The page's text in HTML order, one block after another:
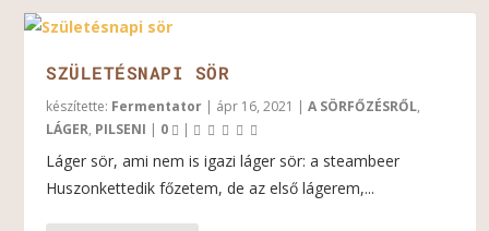
SZÜLETÉSNAPI SÖR
készítette: Fermentator | ápr 16, 2021 |A SÖRFŐZÉSRŐL,
LÁGER, PILSENI | 0 |
Láger sör, ami nem is igazi láger sör: a steambeer
Huszonkettedik főzetem, de az első lágerem,...